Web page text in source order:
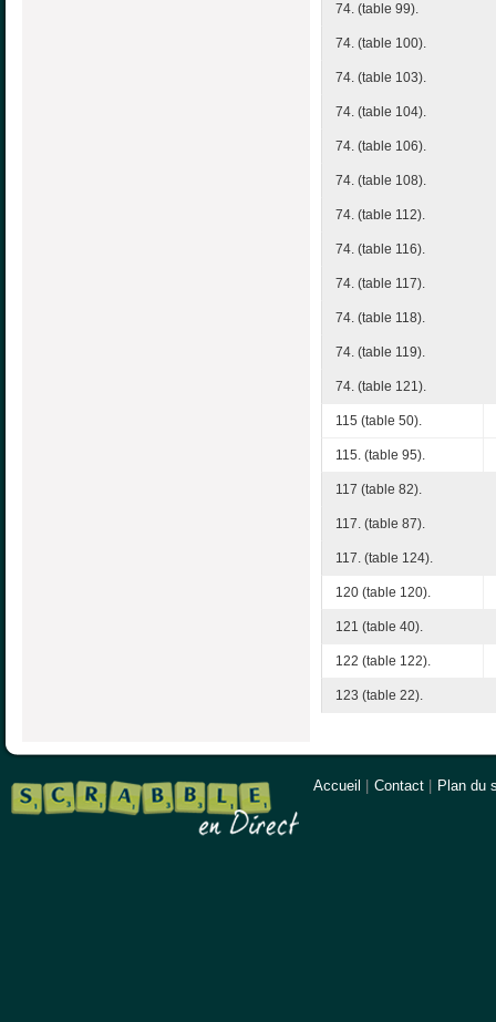
74. (table 99).
74. (table 100).
74. (table 103).
74. (table 104).
74. (table 106).
74. (table 108).
74. (table 112).
74. (table 116).
74. (table 117).
74. (table 118).
74. (table 119).
74. (table 121).
115 (table 50).
115. (table 95).
117 (table 82).
117. (table 87).
117. (table 124).
120 (table 120).
121 (table 40).
122 (table 122).
123 (table 22).
Accueil Contact Plan du